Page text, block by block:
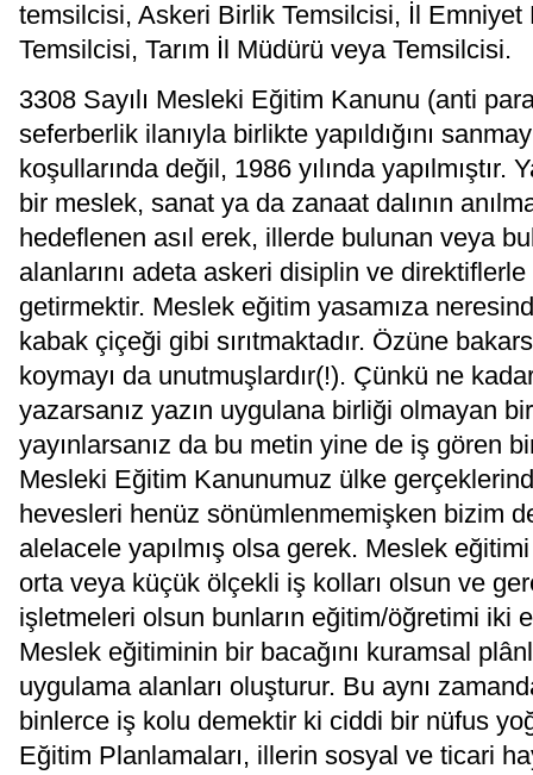
temsilcisi, Askeri Birlik Temsilcisi, İl
Temsilcisi, Tarım İl Müdürü veya Temsilcisi.
3308 Sayılı Mesleki Eğitim Kanunu (anti
seferberlik ilanıyla birlikte yapıldığını
koşullarında değil, 1986 yılında
bir meslek, sanat ya da zanaat dalının
hedeflenen asıl erek, illerde bulunan veya
alanlarını adeta askeri disiplin ve
getirmektir. Meslek eğitim yasamıza
kabak çiçeği gibi sırıtmaktadır. Özüne
koymayı da unutmuşlardır(!). Çünkü ne
yazarsanız yazın uygulana birliği olmayan
yayınlarsanız da bu metin yine de iş gören
Mesleki Eğitim Kanunumuz ülke
hevesleri henüz sönümlenmemişken bizim
alelacele yapılmış olsa gerek. Meslek
orta veya küçük ölçekli iş kolları olsun ve
işletmeleri olsun bunların eğitim/öğretimi iki
Meslek eğitiminin bir bacağını kuramsal
uygulama alanları oluşturur. Bu aynı
binlerce iş kolu demektir ki ciddi bir nüfus
Eğitim Planlamaları, illerin sosyal ve ticari